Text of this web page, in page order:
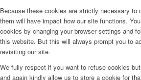
Because these cookies are strictly necessary to
them will have impact how our site functions.
cookies by changing your browser settings and
this website. But this will always prompt you to
revisiting our site.
We fully respect if you want to refuse cookies
and again kindly allow us to store a cookie for